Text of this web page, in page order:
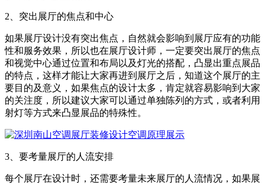
2、突出展厅的焦点和中心
如果展厅设计没有突出焦点，自然就会影响到展厅应有的功能
性和服务效果，所以也在展厅设计师，一定要突出展厅的焦点
和视觉中心通过位置和布局以及灯光的搭配，凸显出重点展品
的特点，这样才能让大家再进到展厅之后，知道这个展厅的主
要目的及意义，如果焦点的设计太多，肯定就容易影响到大家
的关注度，所以建议大家可以通过单独陈列的方式，或者利用
射灯等方式来凸显展品的特殊性。
3、要考量展厅的人流安排
每个展厅在设计时，还需要考量未来展厅的人流情况，如果展